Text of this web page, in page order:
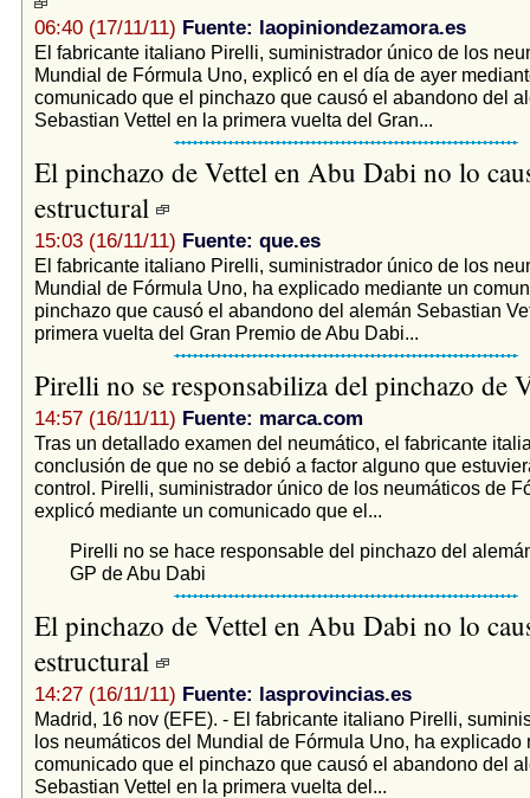
06:40 (17/11/11) Fuente: laopiniondezamora.es
El fabricante italiano Pirelli, suministrador único de los
Mundial de Fórmula Uno, explicó en el día de ayer
comunicado que el pinchazo que causó el abandono del
Sebastian Vettel en la primera vuelta del Gran...
El pinchazo de Vettel en Abu Dabi no lo
estructural
15:03 (16/11/11) Fuente: que.es
El fabricante italiano Pirelli, suministrador único de los
Mundial de Fórmula Uno, ha explicado mediante un
pinchazo que causó el abandono del alemán Sebastian
primera vuelta del Gran Premio de Abu Dabi...
Pirelli no se responsabiliza del pinchazo de
14:57 (16/11/11) Fuente: marca.com
Tras un detallado examen del neumático, el fabricante
conclusión de que no se debió a factor alguno que
control. Pirelli, suministrador único de los neumáticos de
explicó mediante un comunicado que el...
Pirelli no se hace responsable del pinchazo del
GP de Abu Dabi
El pinchazo de Vettel en Abu Dabi no lo
estructural
14:27 (16/11/11) Fuente: lasprovincias.es
Madrid, 16 nov (EFE). - El fabricante italiano Pirelli,
los neumáticos del Mundial de Fórmula Uno, ha explicado
comunicado que el pinchazo que causó el abandono del
Sebastian Vettel en la primera vuelta del...